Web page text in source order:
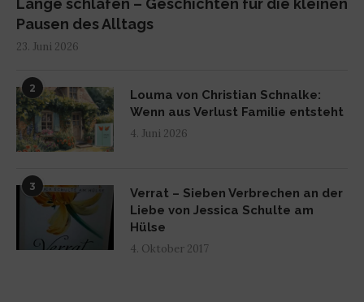
Lange schlafen – Geschichten für die kleinen
Pausen des Alltags
23. Juni 2026
2
Louma von Christian Schnalke:
Wenn aus Verlust Familie entsteht
4. Juni 2026
3
Verrat – Sieben Verbrechen an der
Liebe von Jessica Schulte am
Hülse
4. Oktober 2017